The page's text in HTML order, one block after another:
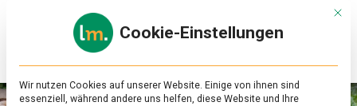
Online-
Magazin
zu
Mit
Cookie-Einstellungen
Wir nutzen Cookies auf unserer Website. Einige von ihnen sind
essenziell, während andere uns helfen, diese Website und Ihre